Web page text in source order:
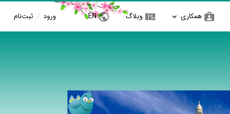
همکاری وبلاگ EN ورود / ثبت‌نام